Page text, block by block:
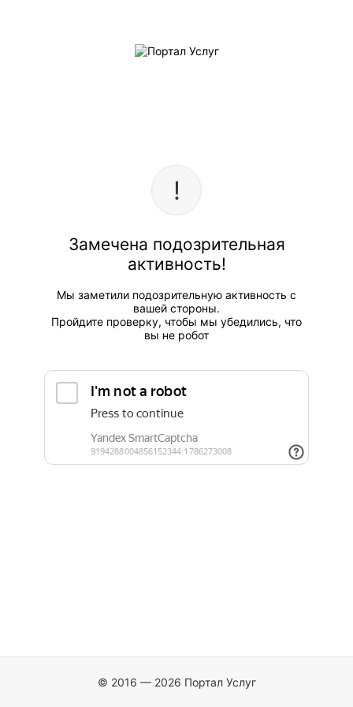
Замечена подозрительная
активность!
Мы заметили подозрительную активность с
вашей стороны.
Пройдите проверку, чтобы мы убедились, что
вы не робот
© 2016 — 2026 Портал Услуг